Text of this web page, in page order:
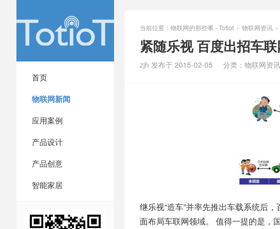
首页
物联网新闻
应用案例
产品设计
产品创意
智能家居
当前位置： 物联网的那些事 - Totiot > 物联网资讯 >
紧随乐视 百度出招车
zjh 发布于 2015-02-05 分类： 物联网资讯
继乐视“造车”并率先推出车载系统后
面布局车联网领域。 值得一提的是，